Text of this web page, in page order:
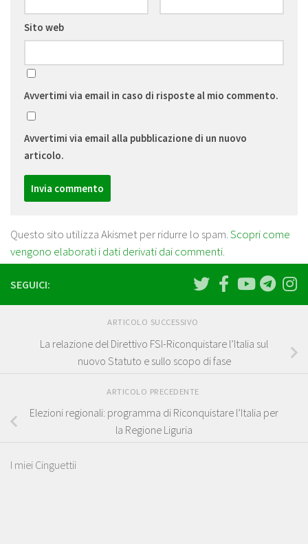
Sito web
Avvertimi via email in caso di risposte al mio commento.
Avvertimi via email alla pubblicazione di un nuovo
articolo.
Questo sito utilizza Akismet per ridurre lo spam.Scopri come
vengono elaborati i dati derivati dai commenti.
SEGUICI:
ARTICOLO SUCCESSIVO
La relazione del Direttivo FSI-Riconquistare l’Italia sul
nuovo Statuto e sullo scopo di fase
ARTICOLO PRECEDENTE
Elezioni regionali: programma di Riconquistare l’Italia per
la Regione Liguria
I miei Cinguettii